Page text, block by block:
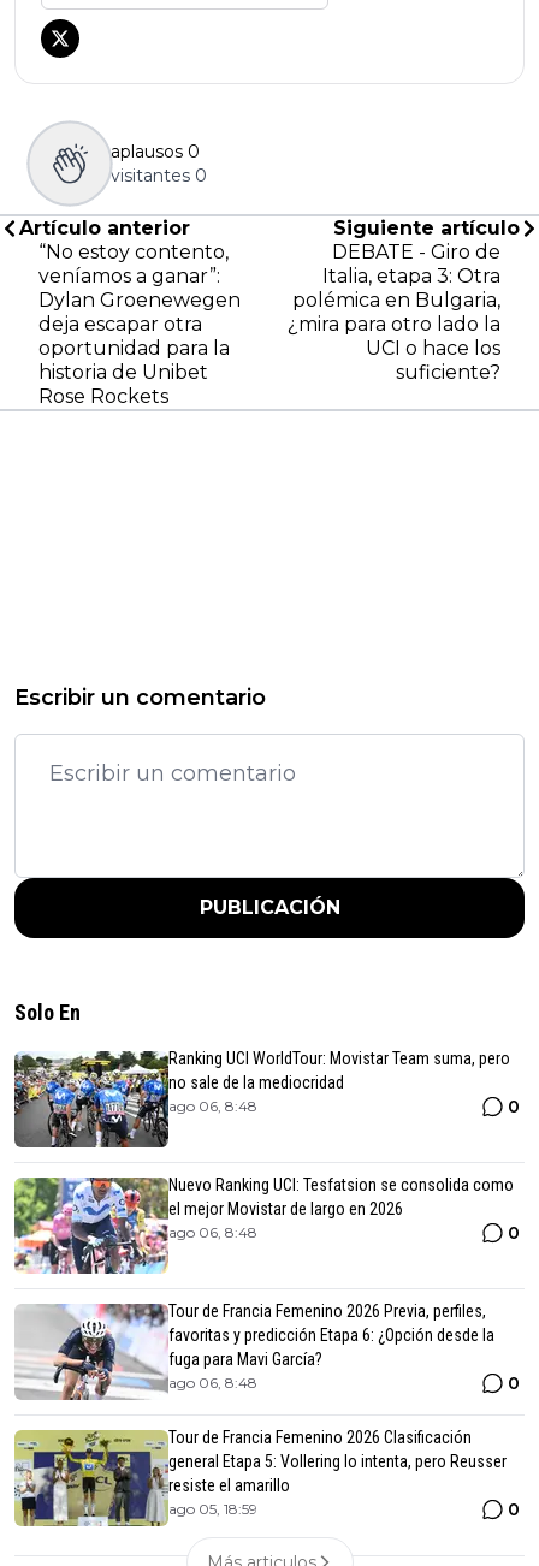
aplausos 0
visitantes 0
Artículo anterior
“No estoy contento,
veníamos a ganar”:
Dylan Groenewegen
deja escapar otra
oportunidad para la
historia de Unibet
Rose Rockets
Siguiente artículo
DEBATE - Giro de
Italia, etapa 3: Otra
polémica en Bulgaria,
¿mira para otro lado la
UCI o hace los
suficiente?
Escribir un comentario
PUBLICACIÓN
Solo En
Ranking UCI WorldTour: Movistar Team suma, pero
no sale de la mediocridad
ago 06, 8:48 0
Nuevo Ranking UCI: Tesfatsion se consolida como
el mejor Movistar de largo en 2026
ago 06, 8:48 0
Tour de Francia Femenino 2026 Previa, perfiles,
favoritas y predicción Etapa 6: ¿Opción desde la
fuga para Mavi García?
ago 06, 8:48 0
Tour de Francia Femenino 2026 Clasificación
general Etapa 5: Vollering lo intenta, pero Reusser
resiste el amarillo
ago 05, 18:59 0